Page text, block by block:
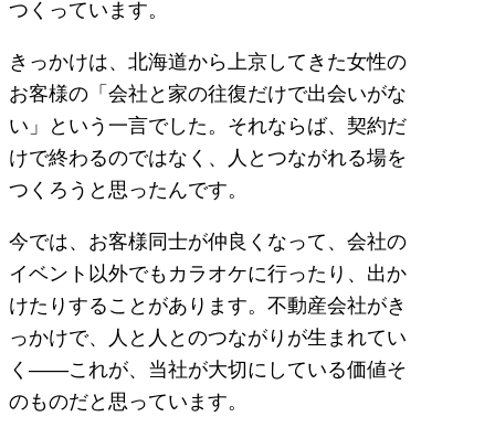
つくっています。
きっかけは、北海道から上京してきた女性の
お客様の「会社と家の往復だけで出会いがな
い」という一言でした。それならば、契約だ
けで終わるのではなく、人とつながれる場を
つくろうと思ったんです。
今では、お客様同士が仲良くなって、会社の
イベント以外でもカラオケに行ったり、出か
けたりすることがあります。不動産会社がき
っかけで、人と人とのつながりが生まれてい
く――これが、当社が大切にしている価値そ
のものだと思っています。